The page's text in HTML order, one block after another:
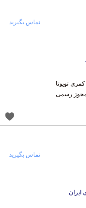
تویوتا
مجوز رسمی
تماس بگیرید
ایران
تماس بگیرید